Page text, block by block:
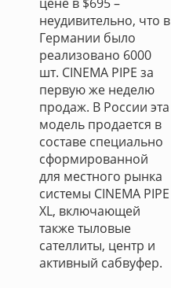
неудивительно, что в
Германии было
реализовано 6000
шт. CINEMA PIPE за
первую же неделю
продаж. В России эта
модель продается в
составе специально
сформированной
для местного рынка
системы CINEMA PIPE
XL, включающей
также тыловые
сателлиты, центр и
активный сабвуфер.